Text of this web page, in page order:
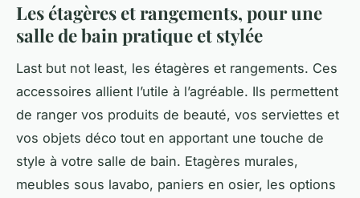
Les étagères et rangements, pour une
salle de bain pratique et stylée
Last but not least, les étagères et rangements. Ces
accessoires allient l’utile à l’agréable. Ils permettent
de ranger vos produits de beauté, vos serviettes et
vos objets déco tout en apportant une touche de
style à votre salle de bain. Etagères murales,
meubles sous lavabo, paniers en osier, les options